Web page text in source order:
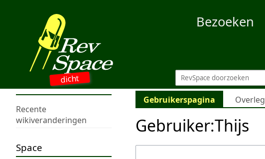
dicht
Bezoeken
Recente
wikiveranderingen
Space
Gebruikerspagina Overleg
Gebruiker:Thijs